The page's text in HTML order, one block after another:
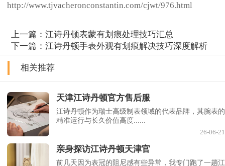
http://www.tjvacheronconstantin.com/cjwt/976.html
上一篇：江诗丹顿表蒙有划痕处理技巧汇总
下一篇：江诗丹顿手表外观有划痕解决技巧深度解析
相关推荐
天津江诗丹顿官方售后服
江诗丹顿作为瑞士高级制表领域的代表品牌，其腕表的
精准运行与长久价值高度......
26-06-21
亲身探访江诗丹顿天津官
前几天因为表冠的阻尼感有些异常，我专门跑了一趟江